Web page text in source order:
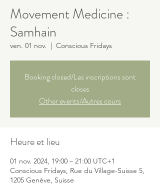
Movement Medicine :
Samhain
ven. 01 nov.
  |
Conscious Fridays
Booking closed/Les inscriptions sont
closes
Other events/Autres cours
Heure et lieu
01 nov. 2024, 19:00 – 21:00 UTC+1
Conscious Fridays, Rue du Village-Suisse 5,
1205 Genève, Suisse